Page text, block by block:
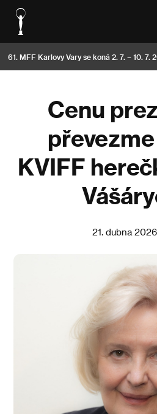
61. MFF Karlovy Vary se koná 2. 7. – 10. 7.
Cenu
KVIFF
21. dubna